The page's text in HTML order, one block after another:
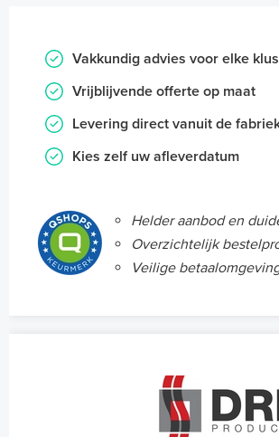
Vakkundig advies voor elke klus
Vrijblijvende offerte op maat
Levering direct vanuit de
Kies zelf uw afleverdatum
Helder aanbod en
Overzichtelijk
Veilige